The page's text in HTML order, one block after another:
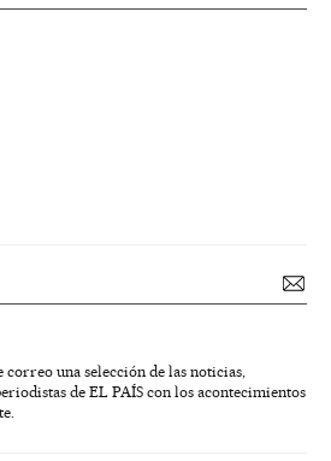
correo una selección de las noticias,
de EL PAÍS con los acontecimientos